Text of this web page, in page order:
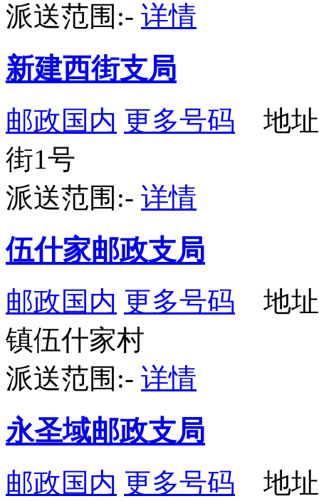
派送范围:- 详情
新建西街支局
邮政国内 更多号码 地址
街1号
派送范围:- 详情
伍什家邮政支局
邮政国内 更多号码 地址
镇伍什家村
派送范围:- 详情
永圣域邮政支局
邮政国内 更多号码 地址